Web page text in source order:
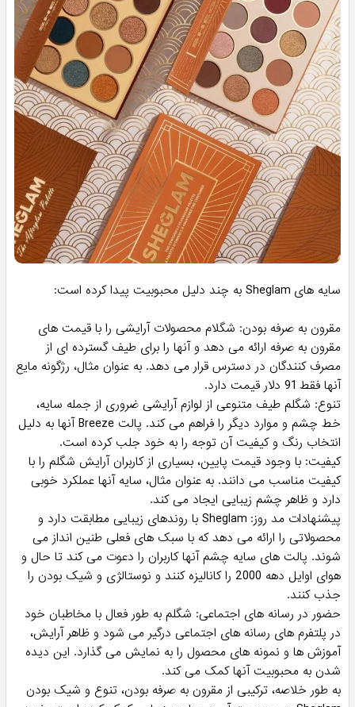
سایه های Sheglam به چند دلیل محبوبیت پیدا کرده است:
مقرون به صرفه بودن: شگلام محصولات آرایشی را با قیمت های
مقرون به صرفه ارائه می دهد و آنها را برای طیف گسترده ای از
مصرف کنندگان در دسترس قرار می دهد. به عنوان مثال، رژگونه مایع
آنها فقط 91 دلار قیمت دارد.
تنوع: شگلم طیف متنوعی از لوازم آرایشی ضروری از جمله سایه،
خط چشم و موارد دیگر را فراهم می کند. پالت Breeze آنها به دلیل
انتخاب رنگ و کیفیت آن توجه را به خود جلب کرده است.
کیفیت: با وجود قیمت پایین، بسیاری از کاربران آرایش شگلم را با
کیفیت مناسب می دانند. به عنوان مثال، سایه آنها عملکرد خوبی
دارد و ظاهر چشم زیبایی ایجاد می کند.
پیشنهادات مد روز: Sheglam با روندهای زیبایی مطابقت دارد و
محصولاتی را ارائه می دهد که با سبک های فعلی طنین انداز می
شوند. پالت های سایه چشم آنها کاربران را دعوت می کند تا حال و
هوای اوایل دهه 2000 را کانالیزه کنند و نوستالژی و شیک بودن را
جذب کنند.
حضور در رسانه های اجتماعی: شگلم به طور فعال با مخاطبان خود
در پلتفرم های رسانه های اجتماعی درگیر می شود و ظاهر آرایش،
آموزش ها و نمونه های محصول را به نمایش می گذارد. این دیده
شدن به محبوبیت آنها کمک می کند.
به طور خلاصه، ترکیبی از مقرون به صرفه بودن، تنوع و شیک بودن